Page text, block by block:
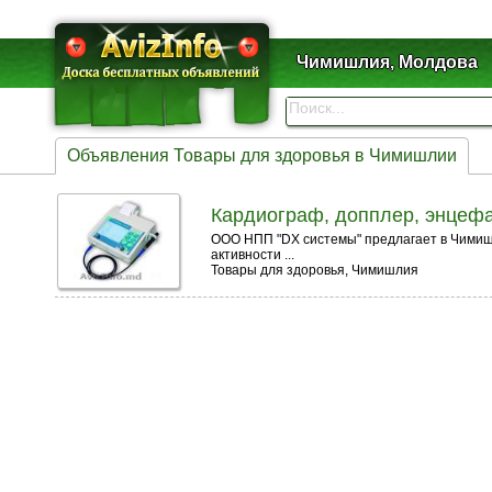
Чимишлия, Молдова
Объявления Товары для здоровья в Чимишлии
Кардиограф, допплер,
ООО НПП "DX системы" предлагает в
активности ...
Товары для здоровья, Чимишлия